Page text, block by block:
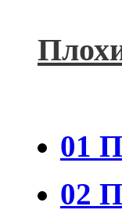
01
02